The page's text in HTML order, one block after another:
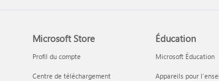
Microsoft Store
Profil du compte
Centre de téléchargement
Éducation
Microsoft Éducation
Appareils pour